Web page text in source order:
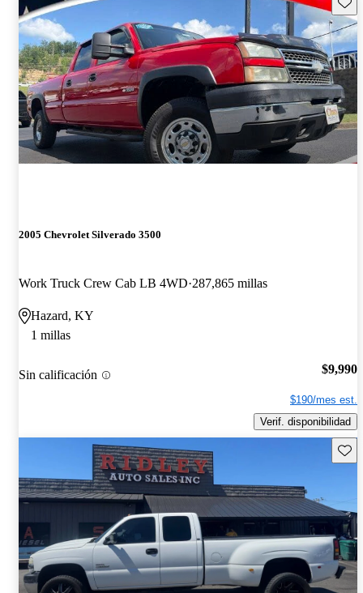
2005 Chevrolet Silverado 3500
Work Truck Crew Cab LB 4WD 287,865 millas
Hazard, KY
1 millas
Sin calificación $9,990
$190/mes est.
Verif. disponibilidad